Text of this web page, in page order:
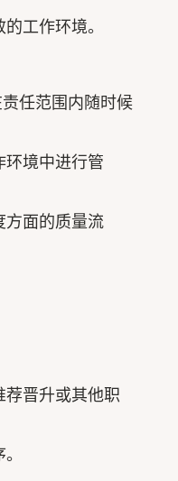
工作环境。
责任范围内随时候
环境中进行管
方面的质量流
荐晋升或其他职